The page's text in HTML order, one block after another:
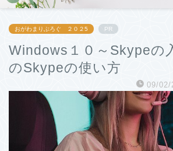
おがわまりぶろぐ ２０２5 PR
Windows１０～Skypeの
のSkypeの使い方
09/02/